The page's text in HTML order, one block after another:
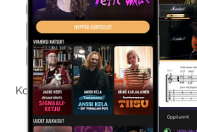
Kokeile
Kokeilemalla ilmaiseksi saat koko
viikon ajaksi.